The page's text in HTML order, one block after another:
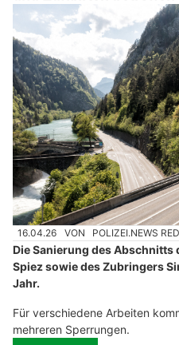
16.04.26 VON POLIZEI.NEWS
Die Sanierung des Abschnitts
Spiez sowie des Zubringers
Jahr.
Für verschiedene Arbeiten
mehreren Sperrungen.